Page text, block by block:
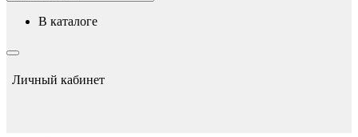
в каталоге
Личный кабинет